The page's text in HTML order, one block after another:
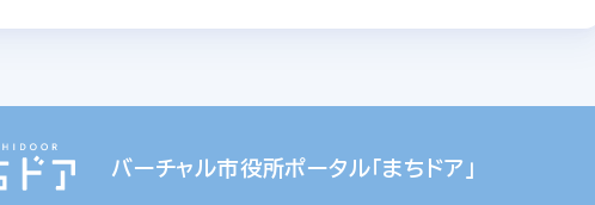
バーチャル市役所ポータル「まちドア」